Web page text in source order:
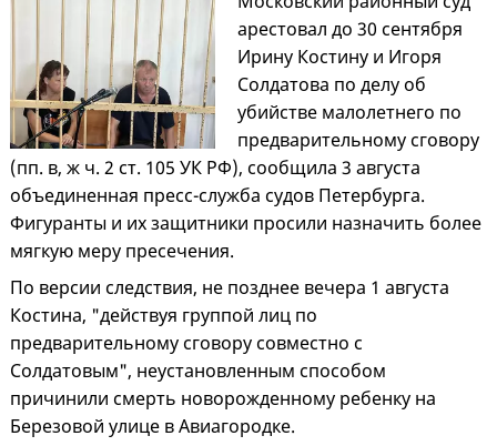
арестовал до 30 сентября
Ирину Костину и Игоря
Солдатова по делу об
убийстве малолетнего по
предварительному сговору
(пп. в, ж ч. 2 ст. 105 УК РФ), сообщила 3 августа
объединенная пресс-служба судов Петербурга.
Фигуранты и их защитники просили назначить более
мягкую меру пресечения.
По версии следствия, не позднее вечера 1 августа
Костина, "действуя группой лиц по
предварительному сговору совместно с
Солдатовым", неустановленным способом
причинили смерть новорожденному ребенку на
Березовой улице в Авиагородке.